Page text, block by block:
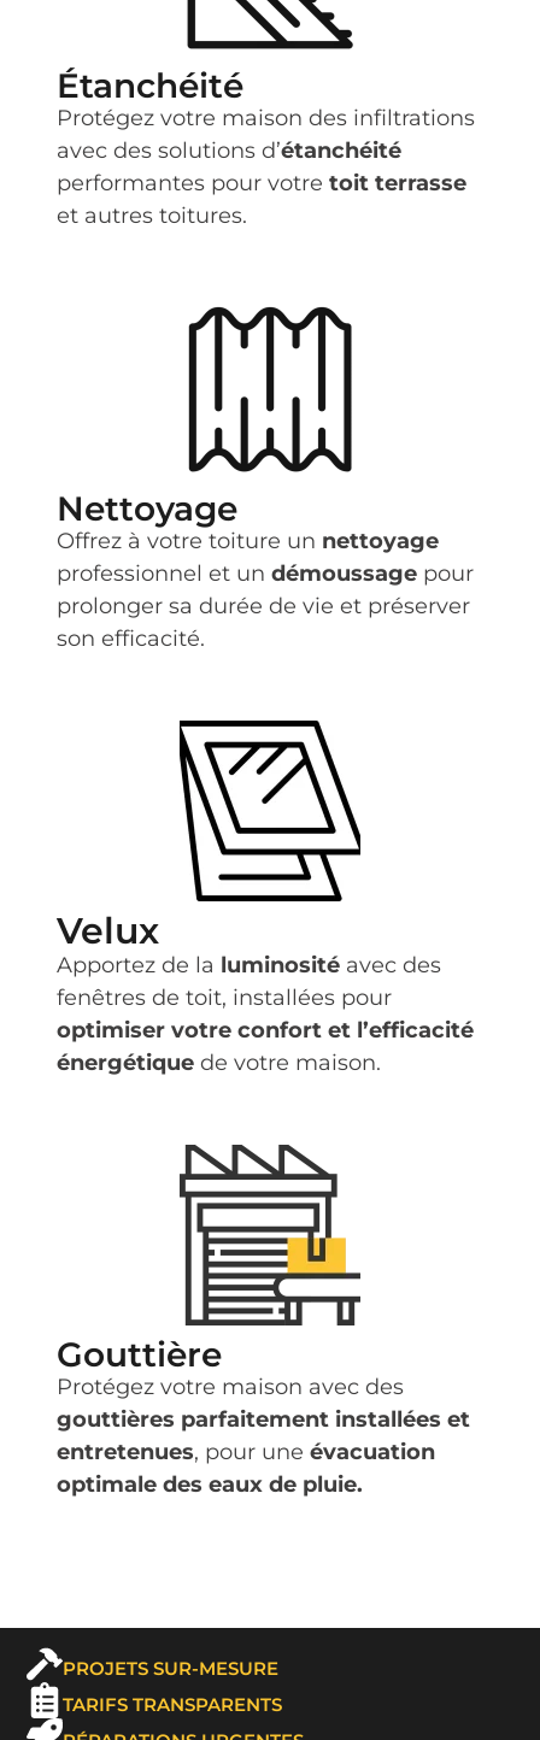
Étanchéité
Protégez votre maison des infiltrations
avec des solutions d’étanchéité
performantes pour votretoit terrasse
et autres toitures.
Nettoyage
Offrez à votre toiture un nettoyage
professionnel et undémoussage pour
prolonger sa durée de vie et préserver
son efficacité.
Velux
Apportez de la luminosité avec des
fenêtres de toit, installées pour
optimiser votre confort et l’efficacité
énergétique de votre maison.
Gouttière
Protégez votre maison avec des
gouttières parfaitement installées et
entretenues, pour uneévacuation
optimale des eaux de pluie.
PROJETS SUR-MESURE
TARIFS TRANSPARENTS